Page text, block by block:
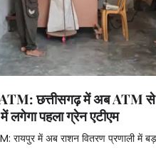
छत्तीसगढ़ में अब ATM से
लगेगा पहला ग्रेन एटीएम
में अब राशन वितरण प्रणाली में